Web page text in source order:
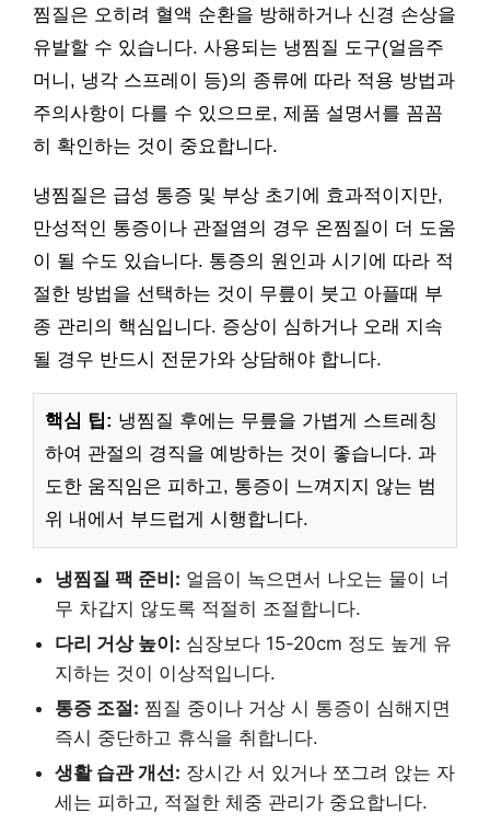
찜질은 오히려 혈액 순환을 방해하거나 신경 손상을
유발할 수 있습니다. 사용되는 냉찜질 도구(얼음주
머니, 냉각 스프레이 등)의 종류에 따라 적용 방법과
주의사항이 다를 수 있으므로, 제품 설명서를 꼼꼼
히 확인하는 것이 중요합니다.
냉찜질은 급성 통증 및 부상 초기에 효과적이지만,
만성적인 통증이나 관절염의 경우 온찜질이 더 도움
이 될 수도 있습니다. 통증의 원인과 시기에 따라 적
절한 방법을 선택하는 것이 무릎이 붓고 아플때 부
종 관리의 핵심입니다. 증상이 심하거나 오래 지속
될 경우 반드시 전문가와 상담해야 합니다.
핵심 팁: 냉찜질 후에는 무릎을 가볍게 스트레칭
하여 관절의 경직을 예방하는 것이 좋습니다. 과
도한 움직임은 피하고, 통증이 느껴지지 않는 범
위 내에서 부드럽게 시행합니다.
냉찜질 팩 준비: 얼음이 녹으면서 나오는 물이 너
무 차갑지 않도록 적절히 조절합니다.
다리 거상 높이: 심장보다 15-20cm 정도 높게 유
지하는 것이 이상적입니다.
통증 조절: 찜질 중이나 거상 시 통증이 심해지면
즉시 중단하고 휴식을 취합니다.
생활 습관 개선: 장시간 서 있거나 쪼그려 앉는 자
세는 피하고, 적절한 체중 관리가 중요합니다.